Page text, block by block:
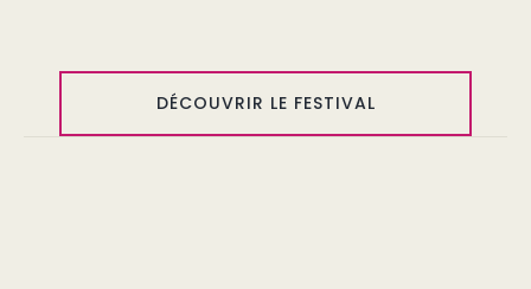
DÉCOUVRIR LE FESTIVAL